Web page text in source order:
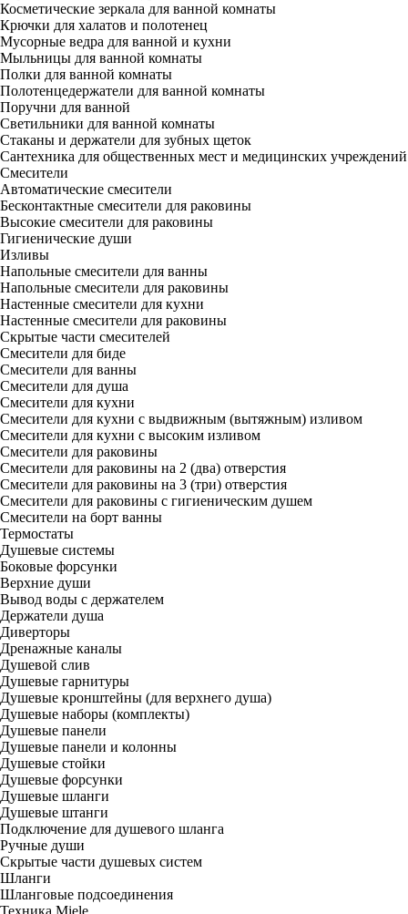
Косметические зеркала для ванной комнаты
Крючки для халатов и полотенец
Мусорные ведра для ванной и кухни
Мыльницы для ванной комнаты
Полки для ванной комнаты
Полотенцедержатели для ванной комнаты
Поручни для ванной
Светильники для ванной комнаты
Стаканы и держатели для зубных щеток
Сантехника для общественных мест и медицинских учреждений
Смесители
Автоматические смесители
Бесконтактные смесители для раковины
Высокие смесители для раковины
Гигиенические души
Изливы
Напольные смесители для ванны
Напольные смесители для раковины
Настенные смесители для кухни
Настенные смесители для раковины
Скрытые части смесителей
Смесители для биде
Смесители для ванны
Смесители для душа
Смесители для кухни
Смесители для кухни с выдвижным (вытяжным) изливом
Смесители для кухни с высоким изливом
Смесители для раковины
Смесители для раковины на 2 (два) отверстия
Смесители для раковины на 3 (три) отверстия
Смесители для раковины с гигиеническим душем
Смесители на борт ванны
Термостаты
Душевые системы
Боковые форсунки
Верхние души
Вывод воды с держателем
Держатели душа
Диверторы
Дренажные каналы
Душевой слив
Душевые гарнитуры
Душевые кронштейны (для верхнего душа)
Душевые наборы (комплекты)
Душевые панели
Душевые панели и колонны
Душевые стойки
Душевые форсунки
Душевые шланги
Душевые штанги
Подключение для душевого шланга
Ручные души
Скрытые части душевых систем
Шланги
Шланговые подсоединения
Техника Miele